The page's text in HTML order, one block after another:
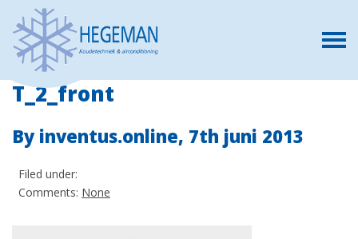
T_2_front
By inventus.online, 7th juni 2013
Filed under:
Comments: None